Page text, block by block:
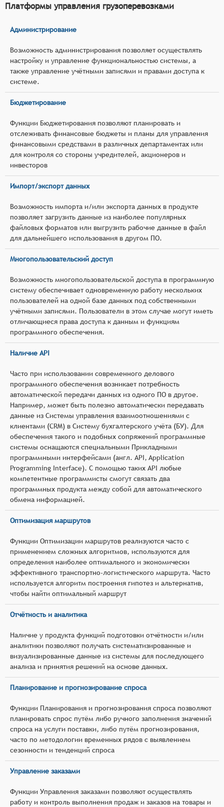
Платформы управления грузоперевозками
Администрирование
Возможность администрирования позволяет осуществлять
настройку и управление функциональностью системы, а
также управление учётными записями и правами доступа к
системе.
Бюджетирование
Функции Бюджетирования позволяют планировать и
отслеживать финансовые бюджеты и планы для управления
финансовыми средствами в различных департаментах или
для контроля со стороны учредителей, акционеров и
инвесторов
Импорт/экспорт данных
Возможность импорта и/или экспорта данных в продукте
позволяет загрузить данные из наиболее популярных
файловых форматов или выгрузить рабочие данные в файл
для дальнейшего использования в другом ПО.
Многопользовательский доступ
Возможность многопользовательской доступа в программную
систему обеспечивает одновременную работу нескольких
пользователей на одной базе данных под собственными
учётными записями. Пользователи в этом случае могут иметь
отличающиеся права доступа к данным и функциям
программного обеспечения.
Наличие API
Часто при использовании современного делового
программного обеспечения возникает потребность
автоматической передачи данных из одного ПО в другое.
Например, может быть полезно автоматически передавать
данные из Системы управления взаимоотношениями с
клиентами (CRM) в Систему бухгалтерского учёта (БУ). Для
обеспечения такого и подобных сопряжений программные
системы оснащаются специальными Прикладными
программными интерфейсами (англ. API, Application
Programming Interface). С помощью таких API любые
компетентные программисты смогут связать два
программных продукта между собой для автоматического
обмена информацией.
Оптимизация маршрутов
Функции Оптимизации маршрутов реализуются часто с
применением сложных алгоритмов, используются для
определения наиболее оптимального и экономически
эффективного транспортно-логистического маршрута. Часто
используется алгоритм построения гипотез и альтернатив,
чтобы найти оптимальный маршрут
Отчётность и аналитика
Наличие у продукта функций подготовки отчётности и/или
аналитики позволяют получать систематизированные и
визуализированные данные из системы для последующего
анализа и принятия решений на основе данных.
Планирование и прогнозирование спроса
Функции Планирования и прогнозирования спроса позволяют
планировать спрос путём либо ручного заполнения значений
спроса на услуги поставки, либо путём прогнозирования,
часто по методологии временных рядов с выявлением
сезонности и тенденций спроса
Управление заказами
Функции Управления заказами позволяют осуществлять
работу и контроль выполнения продаж и заказов на товары и